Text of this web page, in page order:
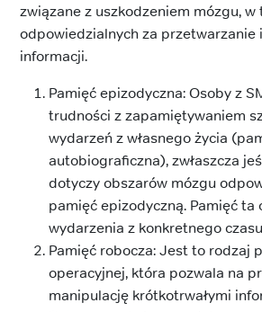
związane z uszkodzeniem mózgu,
odpowiedzialnych za przetwarzanie
informacji.
Pamięć epizodyczna: Osoby z
trudności z zapamiętywaniem
wydarzeń z własnego życia
autobiograficzna), zwłaszcza
dotyczy obszarów mózgu
pamięć epizodyczną. Pamięć ta
wydarzenia z konkretnego
Pamięć robocza: Jest to rodzaj
operacyjnej, która pozwala na
manipulację krótkotrwałymi